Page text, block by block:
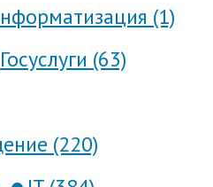
(1)
Госуслуги (63)
(220)